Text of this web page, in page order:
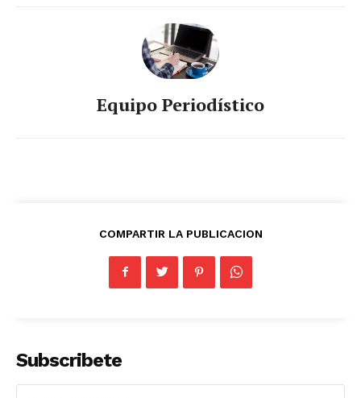
Magazine PRO
Equipo Periodístico
COMPARTIR LA PUBLICACION
Subscribete